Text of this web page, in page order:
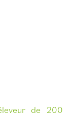
de 200